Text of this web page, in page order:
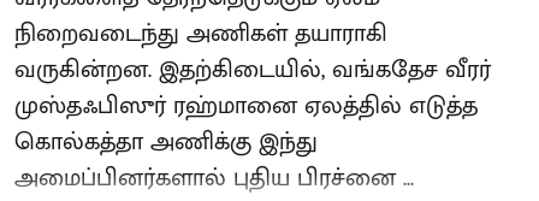
நிறைவடைந்து அணிகள் தயாராகி
வருகின்றன. இதற்கிடையில், வங்கதேச வீரர்
முஸ்தஃபிஸுர் ரஹ்மானை ஏலத்தில் எடுத்த
கொல்கத்தா அணிக்கு இந்து
அமைப்பினர்களால் புதிய பிரச்னை ...